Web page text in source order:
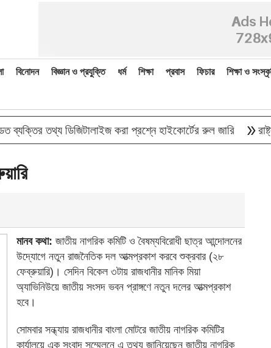
বিনোদন বিজ্ঞান ও প্রযুক্তি ধর্ম শিক্ষা প্রবাস ফিচার শিক্ষা ও
তথ্য ডিজিটালাইজ করা প্রশ্নে হাইকোর্টের রুল জারি double_arrow
মানব কথা: জাতীয় নাগরিক কমিটি ও বৈষম্যবিরোধী ছাত্র আন্দোলনের
উদ্যোগে নতুন রাজনৈতিক দল আত্মপ্রকাশ করবে শুক্রবার (২৮
ফেব্রুয়ারি)। সেদিন বিকেল ৩টায় রাজধানীর মানিক মিয়া
অ্যাভিনিউয়ে জাতীয় সংসদ ভবন প্রাঙ্গণে নতুন দলের আত্মপ্রকাশ
হবে।
সোমবার সন্ধ্যায় রাজধানীর বাংলা মোটরে জাতীয় নাগরিক কমিটির
কার্যালয়ে এক সংবাদ সম্মেলনে এ তথ্য জানিয়েছেন জাতীয় নাগরিক